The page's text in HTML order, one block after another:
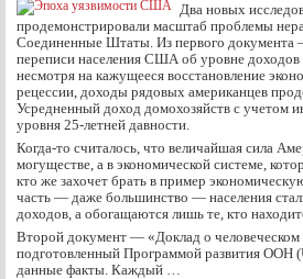
Два новых
продемонстрировали масштаб проблемы
Соединенные Штаты. Из первого документа
переписи населения США об уровне
несмотря на кажущееся восстановление
рецессии, доходы рядовых американцев
Усредненный доход домохозяйств с учетом
уровня 25-летней давности.
Когда-то считалось, что величайшая сила
могуществе, а в экономической системе,
кто же захочет брать в пример
часть — даже большинство — населения
доходов, а обогащаются лишь те, кто
Второй документ — «Доклад о человеческом
подготовленный Программой развития ООН
данные факты. Каждый …